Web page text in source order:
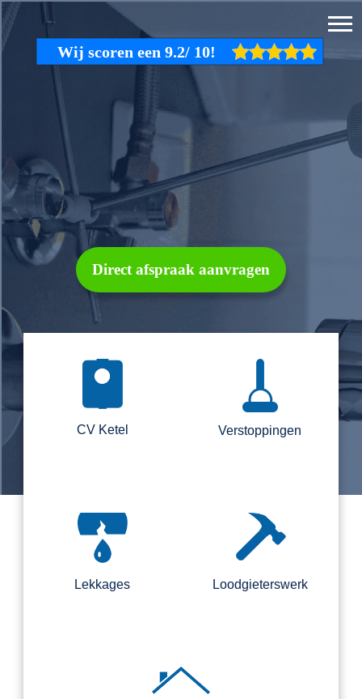
Direct afspraak aanvragen
CV Ketel Verstoppingen
Lekkages Loodgieterswerk